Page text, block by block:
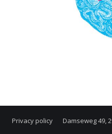
Privacy policy Damseweg 49,